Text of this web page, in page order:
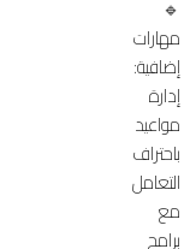
🔹
مهارات
إضافية:
إدارة
مواعيد
باحتراف
التعامل
مع
برامج